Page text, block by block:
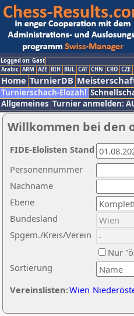
Logged on: Gast
Arabic ARM AZE BIH BUL CAT CHN CRO CZE
Home TurnierDB
Turnierschach-Elozahl
Allgemeines Turnier anmelden:
Willkommen bei den
Nachname
Ebene
Sortierung
Personennummer
Bundesland
Spgem./Kreis/Verein
Nur
Vereinslisten:Wien
FIDE-Elolisten Stand